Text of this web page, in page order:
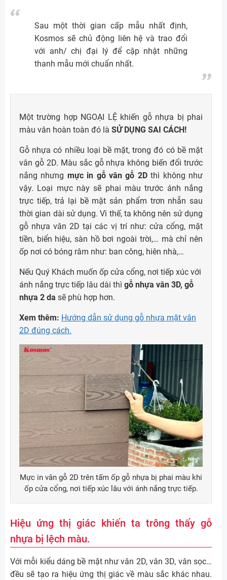
Sau một thời gian cấp mẫu nhất định,
Kosmos sẽ chủ động liên hệ và trao đổi
với anh/ chị đại lý để cập nhật những
thanh mẫu mới chuẩn nhất.
Một trường hợp NGOẠI LỆ khiến gỗ nhựa bị phai
màu vân hoàn toàn đó là SỬ DỤNG SAI CÁCH!
Gỗ nhựa có nhiều loại bề mặt, trong đó có bề mặt
vân gỗ 2D. Màu sắc gỗ nhựa không biến đổi trước
nắng nhưng mực in gỗ vân gỗ 2Dthì không như
vậy. Loại mực này sẽ phai màu trước ánh nắng
trực tiếp, trả lại bề mặt sản phẩm trơn nhẵn sau
thời gian dài sử dụng. Vì thế, ta không nên sử dụng
gỗ nhựa vân 2D tại các vị trí như: cửa cổng, mặt
tiền, biển hiệu, sàn hồ bơi ngoài trời,… mà chỉ nên
ốp nơi có bóng râm như: ban công, hiên nhà,…
Nếu Quý Khách muốn ốp cửa cổng, nơi tiếp xúc với
ánh nắng trực tiếp lâu dài thì gỗ nhựa vân 3D, gỗ
nhựa 2 da sẽ phù hợp hơn.
Xem thêm: Hướng dẫn sử dụng gỗ nhựa mặt vân
2D đúng cách.
Mực in vân gỗ 2D trên tấm ốp gỗ nhựa bị phai màu khi
ốp cửa cổng, nơi tiếp xúc lâu với ánh nắng trực tiếp.
Hiệu ứng thị giác khiến ta trông thấy gỗ
nhựa bị lệch màu.
Với mỗi kiểu dáng bề mặt như vân 2D, vân 3D, vân sọc…
đều sẽ tạo ra hiệu ứng thị giác về màu sắc khác nhau.